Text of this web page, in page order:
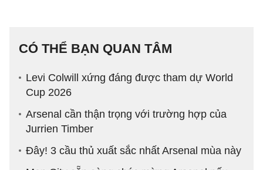
CÓ THỂ BẠN QUAN TÂM
Levi Colwill xứng đáng được tham dự World
Cup 2026
Arsenal cần thận trọng với trường hợp của
Jurrien Timber
Đây! 3 cầu thủ xuất sắc nhất Arsenal mùa này